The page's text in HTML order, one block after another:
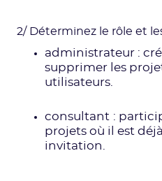
2/ Déterminez le rôle et
administrateur :
supprimer les
utilisateurs.
consultant :
projets où il est
invitation.